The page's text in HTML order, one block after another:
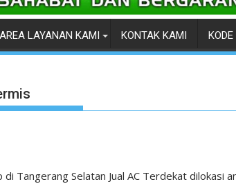
AREA LAYANAN KAMI KONTAK KAMI
di Tangerang Selatan Jual AC Terdekat dilokasi